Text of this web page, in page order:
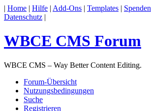
| Home | Hilfe | Add-Ons | Templates | Spenden
Datenschutz |
WBCE CMS Forum
WBCE CMS – Way Better Content Editing.
Forum-Übersicht
Nutzungsbedingungen
Suche
Registrieren